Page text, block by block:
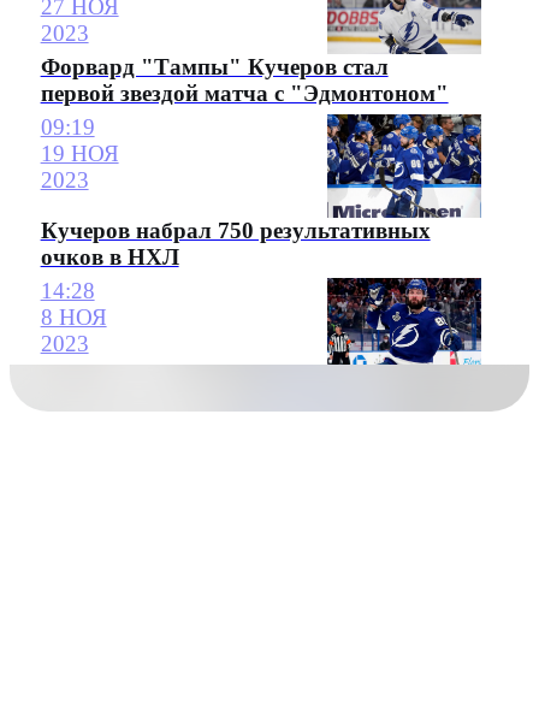
27 НОЯ
2023
Форвард "Тампы" Кучеров стал
первой звездой матча с "Эдмонтоном"
09:19
19 НОЯ
2023
Кучеров набрал 750 результативных
очков в НХЛ
14:28
8 НОЯ
2023